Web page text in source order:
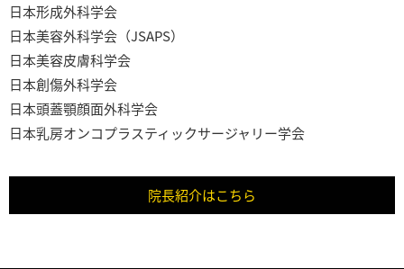
日本形成外科学会
日本美容外科学会（JSAPS）
日本美容皮膚科学会
日本創傷外科学会
日本頭蓋顎顔面外科学会
日本乳房オンコプラスティックサージャリー学会
院長紹介はこちら